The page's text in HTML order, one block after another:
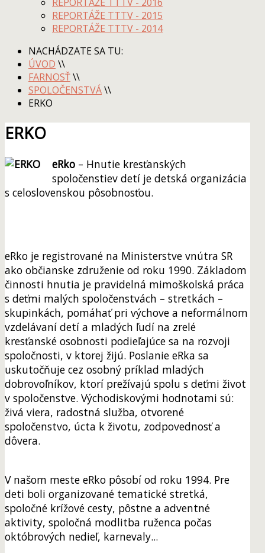
REPORTÁŽE TTTV - 2015
REPORTÁŽE TTTV - 2014
NACHÁDZATE SA TU:
ÚVOD \\
FARNOSŤ\\
SPOLOČENSTVÁ\\
ERKO
ERKO
eRko – Hnutie kresťanských
spoločenstiev detí je detská organizácia
s celoslovenskou pôsobnosťou.
eRko je registrované na Ministerstve vnútra SR
ako občianske združenie od roku 1990. Základom
činnosti hnutia je pravidelná mimoškolská práca
s deťmi malých spoločenstvách – stretkách –
skupinkách, pomáhať pri výchove a neformálnom
vzdelávaní detí a mladých ľudí na zrelé
kresťanské osobnosti podieľajúce sa na rozvoji
spoločnosti, v ktorej žijú. Poslanie eRka sa
uskutočňuje cez osobný príklad mladých
dobrovoľníkov, ktorí prežívajú spolu s deťmi život
v spoločenstve. Východiskovými hodnotami sú:
živá viera, radostná služba, otvorené
spoločenstvo, úcta k životu, zodpovednosť a
dôvera.
V našom meste eRko pôsobí od roku 1994. Pre
deti boli organizované tematické stretká,
spoločné krížové cesty, pôstne a adventné
aktivity, spoločná modlitba ruženca počas
októbrových nedieľ, karnevaly...